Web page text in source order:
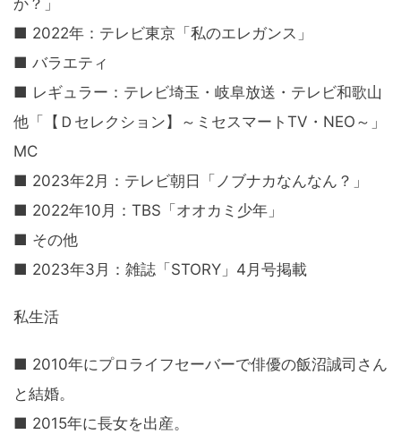
か？」
■ 2022年：テレビ東京「私のエレガンス」
■ バラエティ
■ レギュラー：テレビ埼玉・岐阜放送・テレビ和歌山
他「【Ｄセレクション】～ミセスマートTV・NEO～」
MC
■ 2023年2月：テレビ朝日「ノブナカなんなん？」
■ 2022年10月：TBS「オオカミ少年」
■ その他
■ 2023年3月：雑誌「STORY」4月号掲載
私生活
■ 2010年にプロライフセーバーで俳優の飯沼誠司さん
と結婚。
■ 2015年に長女を出産。